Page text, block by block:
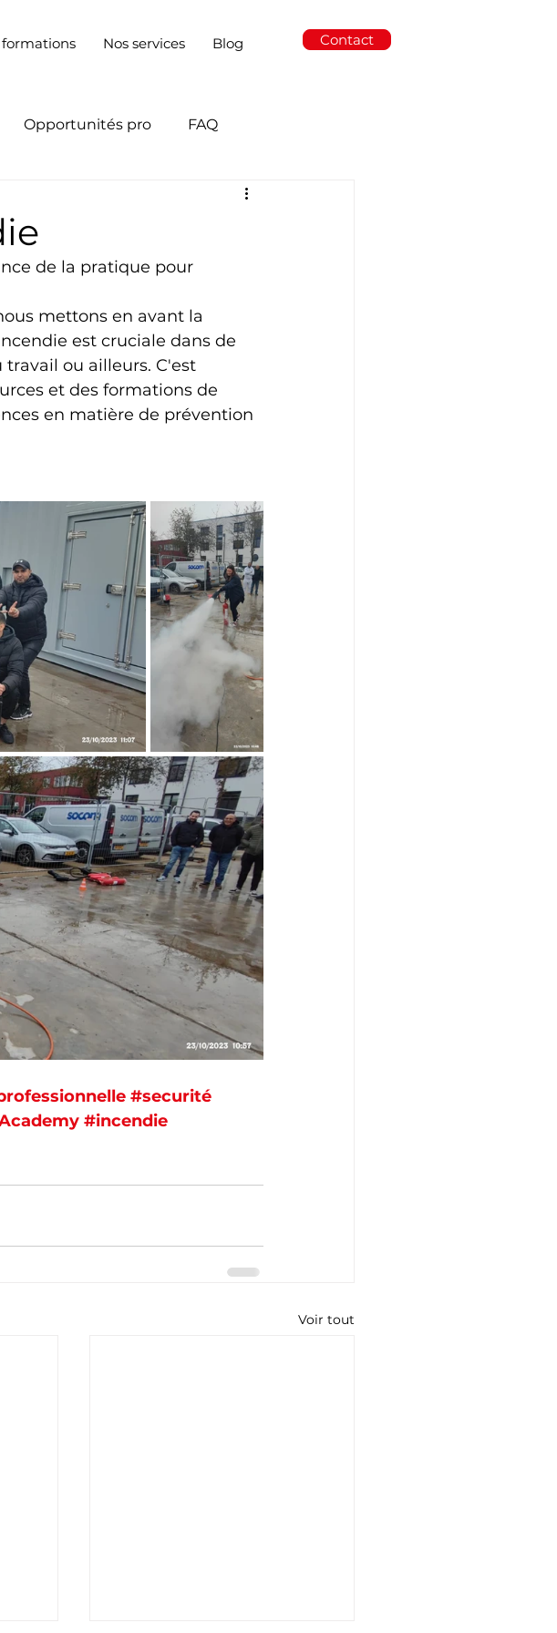
Nos services Blog Contact
Opportunités pro FAQ
de la pratique pour
mettons en avant la
est cruciale dans de
ou ailleurs. C'est
et des formations de
en matière de prévention
#securité
#incendie
Voir tout